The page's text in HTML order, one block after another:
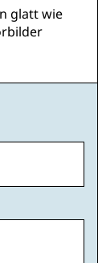
glatt wie